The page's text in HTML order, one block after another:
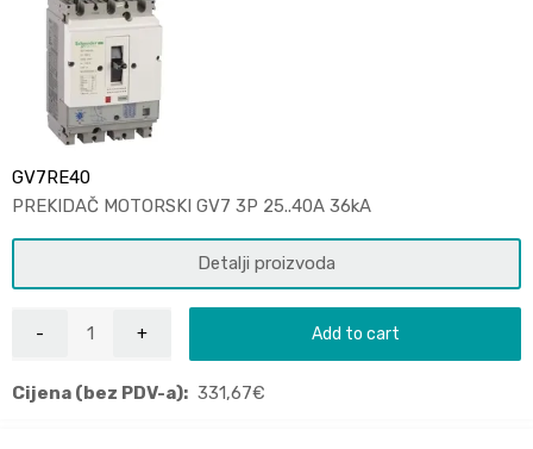
GV7RE40
PREKIDAČ MOTORSKI GV7 3P 25..40A 36kA
Detalji proizvoda
Add to cart
Cijena (bez PDV-a): 331,67€